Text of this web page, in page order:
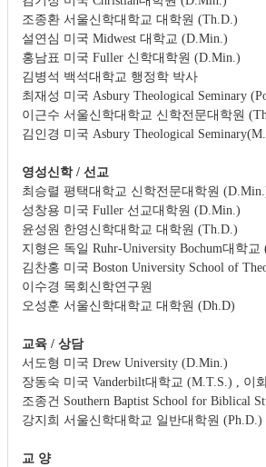
조종환 서울신학대학교 대학원 (Th.D.)
설연심 미국 Midwest 대학교 (D.Min.)
홍남표 미국 Fuller 신학대학원 (D.Min.)
김병석 백석대학교 행정학 박사
최재성 미국 Asbury Theological Seminary
이근수 서울신학대학교 신학전문대학원
김인경 미국 Asbury Theological
영성신학 / 선교
최승렬 평택대학교 신학전문대학원
성창용 미국 Fuller 선교대학원 (D.Min.)
윤성원 한영신학대학교 대학원 (Th.D.)
지형은 독일 Ruhr-University Bochum대학교
김찬홍 미국 Boston University School of
이수경 목회신학연구원
오성훈 서울신학대학교 대학원 (Dh.D)
교육 / 상담
서도형 미국 Drew University (D.Min.)
장동숙 미국 Vanderbilt대학교 (M.T.S.) , 이
조종건 Southern Baptist School for Biblical
강지희 서울신학대학교 일반대학원 (Ph.D.)
교 양